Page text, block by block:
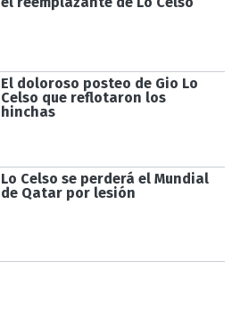
El doloroso posteo de Gio Lo
Celso que reflotaron los
hinchas
Lo Celso se perderá el Mundial
de Qatar por lesión